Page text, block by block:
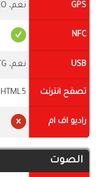
GPS نعم، GPS, GLONASS, BDS, GALILEO
NFC
USB نعم، USB Type-C 3.2, OTG
تصفح انترنت HTML5
راديو اف ام
الصوت